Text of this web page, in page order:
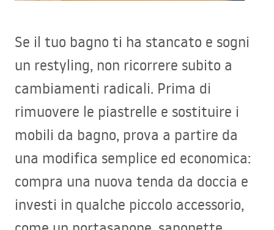
Se il tuo bagno ti ha stancato e sogni
un restyling, non ricorrere subito a
cambiamenti radicali. Prima di
rimuovere le piastrelle e sostituire i
mobili da bagno, prova a partire da
una modifica semplice ed economica:
compra una nuova tenda da doccia e
investi in qualche piccolo accessorio,